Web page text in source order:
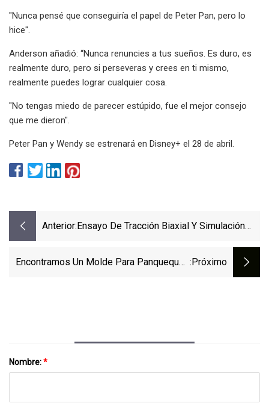
"Nunca pensé que conseguiría el papel de Peter Pan, pero lo
hice".
Anderson añadió: “Nunca renuncies a tus sueños. Es duro, es
realmente duro, pero si perseveras y crees en ti mismo,
realmente puedes lograr cualquier cosa.
"No tengas miedo de parecer estúpido, fue el mejor consejo
que me dieron".
Peter Pan y Wendy se estrenará en Disney+ el 28 de abril.
Anterior: Ensayo De Tracción Biaxial Y Simulación
HTPB
Encontramos Un Molde Para Panqueques :próximo
Nombre:*